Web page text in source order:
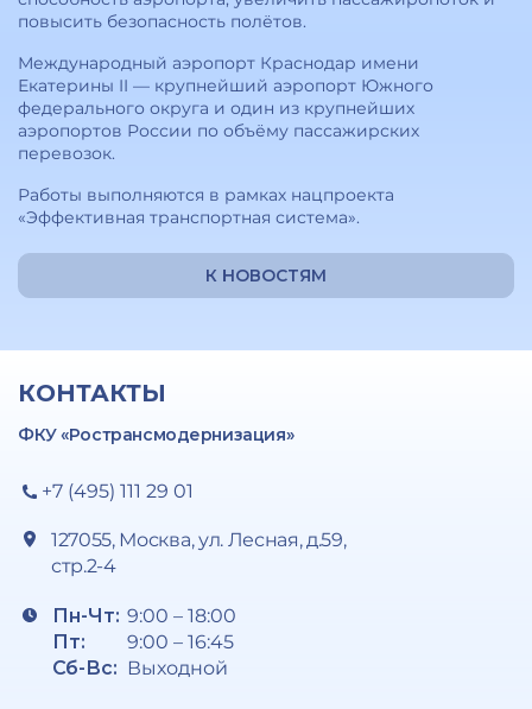
повысить безопасность полётов.
Международный аэропорт Краснодар имени
Екатерины II — крупнейший аэропорт Южного
федерального округа и один из крупнейших
аэропортов России по объёму пассажирских
перевозок.
Работы выполняются в рамках нацпроекта
«Эффективная транспортная система».
К НОВОСТЯМ
КОНТАКТЫ
ФКУ «Ространсмодернизация»
+7 (495) 111 29 01
127055, Москва, ул. Лесная, д.59,
стр.2-4
Пн-Чт:
Пт:
Сб-Вс:
9:00 – 18:00
9:00 – 16:45
Выходной